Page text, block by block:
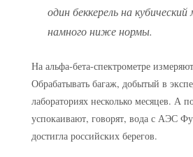
один беккерель на
намного ниже нормы.
На альфа-бета-спектрометре
Обрабатывать багаж, добытый в
лабораториях несколько месяцев. А
успокаивают, говорят, вода с АЭС
достигла российских берегов.